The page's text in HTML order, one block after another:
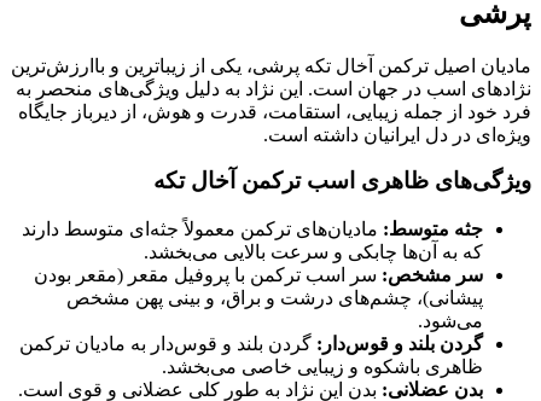
پرشی
مادیان اصیل ترکمن آخال تکه پرشی، یکی از زیباترین و باارزش‌ترین
نژادهای اسب در جهان است. این نژاد به دلیل ویژگی‌های منحصر به
فرد خود از جمله زیبایی، استقامت، قدرت و هوش، از دیرباز جایگاه
ویژه‌ای در دل ایرانیان داشته است.
ویژگی‌های ظاهری اسب ترکمن آخال تکه
جثه متوسط: مادیان‌های ترکمن معمولاً جثه‌ای متوسط دارند
که به آن‌ها چابکی و سرعت بالایی می‌بخشد.
سر مشخص: سر اسب ترکمن با پروفیل مقعر (مقعر بودن
پیشانی)، چشم‌های درشت و براق، و بینی پهن مشخص
می‌شود.
گردن بلند و قوس‌دار: گردن بلند و قوس‌دار به مادیان ترکمن
ظاهری باشکوه و زیبایی خاصی می‌بخشد.
بدن عضلانی: بدن این نژاد به طور کلی عضلانی و قوی است.